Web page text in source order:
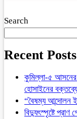
Search
Recent Posts
কুমিল্লা-৫ আসনের
হোসাইনের
“বৈষম্য আন্দোলন
বিদ্যুৎস্পৃষ্টে